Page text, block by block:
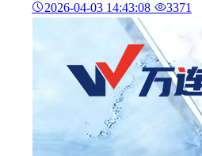
2026-04-03 14:43:08 3371